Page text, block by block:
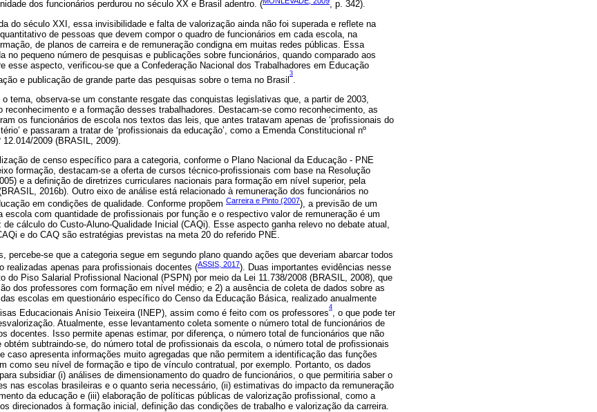
dos funcionários perdurou no século XX e Brasil adentro. (
, p. 342).
do século XXI, essa invisibilidade e falta de valorização ainda não foi superada e reflete na
de pessoas que devem compor o quadro de funcionários em cada escola, na
de planos de carreira e de remuneração condigna em muitas redes públicas. Essa
no pequeno número de pesquisas e publicações sobre funcionários, quando comparado aos
esse aspecto, verificou-se que a Confederação Nacional dos Trabalhadores em Educação
e publicação de grande parte das pesquisas sobre o tema no Brasil
3
tema, observa-se um constante resgate das conquistas legislativas que, a partir de 2003,
e a formação desses trabalhadores. Destacam-se como reconhecimento, as
os funcionários de escola nos textos das leis, que antes tratavam apenas de ‘profissionais do
e passaram a tratar de ‘profissionais da educação’, como a Emenda Constitucional nº
2009 (BRASIL, 2009).
de censo específico para a categoria, conforme o Plano Nacional da Educação - PNE
formação, destacam-se a oferta de cursos técnico-profissionais com base na Resolução
e a definição de diretrizes curriculares nacionais para formação em nível superior, pela
2016b). Outro eixo de análise está relacionado à remuneração dos funcionários no
em condições de qualidade. Conforme propõem Carreira e Pinto (2007), a previsão de um
escola com quantidade de profissionais por função e o respectivo valor de remuneração é um
cálculo do Custo-Aluno-Qualidade Inicial (CAQi). Esse aspecto ganha relevo no debate atual,
e do CAQ são estratégias previstas na meta 20 do referido PNE.
percebe-se que a categoria segue em segundo plano quando ações que deveriam abarcar todos
realizadas apenas para profissionais docentes (ASSIS, 2017). Duas importantes evidências nesse
do Piso Salarial Profissional Nacional (PSPN) por meio da Lei 11.738/2008 (BRASIL, 2008), que
dos professores com formação em nível médio; e 2) a ausência de coleta de dados sobre as
escolas em questionário específico do Censo da Educação Básica, realizado anualmente
Educacionais Anísio Teixeira (INEP), assim como é feito com os professores
4
, o que pode ter
Atualmente, esse levantamento coleta somente o número total de funcionários de
docentes. Isso permite apenas estimar, por diferença, o número total de funcionários que não
subtraindo-se, do número total de profissionais da escola, o número total de profissionais
caso apresenta informações muito agregadas que não permitem a identificação das funções
como seu nível de formação e tipo de vínculo contratual, por exemplo. Portanto, os dados
subsidiar (i) análises de dimensionamento do quadro de funcionários, o que permitiria saber o
nas escolas brasileiras e o quanto seria necessário, (ii) estimativas do impacto da remuneração
da educação e (iii) elaboração de políticas públicas de valorização profissional, como a
direcionados à formação inicial, definição das condições de trabalho e valorização da carreira.